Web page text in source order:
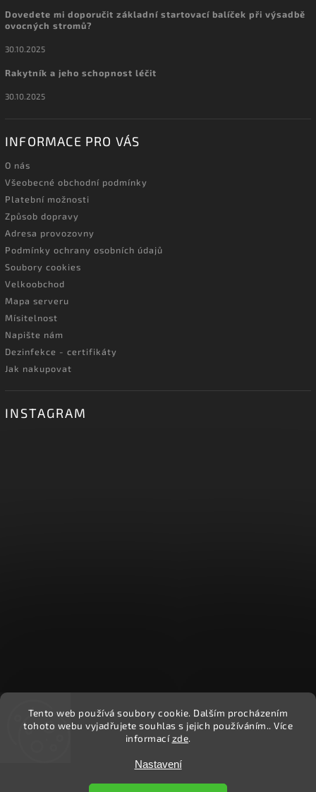
Tento web používá soubory cookie. Dalším procházením
tohoto webu vyjadřujete souhlas s jejich používáním.. Více
informacízde.
Nastavení
Dovedete mi doporučit základní startovací balíček při výsadbě
ovocných stromů?
30.10.2025
Rakytník a jeho schopnost léčit
30.10.2025
INFORMACE PRO VÁS
O nás
Všeobecné obchodní podmínky
Platební možnosti
Způsob dopravy
Adresa provozovny
Podmínky ochrany osobních údajů
Soubory cookies
Velkoobchod
Mapa serveru
Mísitelnost
Napište nám
Dezinfekce - certifikáty
Jak nakupovat
INSTAGRAM
Sledovat na Instagramu
Ekočlověk. Všechna práva vyhrazena.
Upravit nastavení cookies